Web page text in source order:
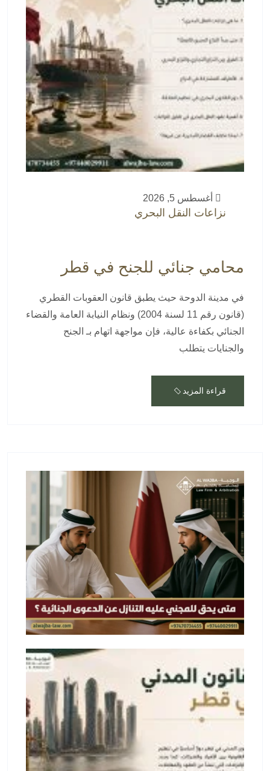
أغسطس 5, 2026
نزاعات النقل البحري
محامي جنائي للجنح في قطر
في مدينة الدوحة حيث يطبق قانون العقوبات القطري
(قانون رقم 11 لسنة 2004) ونظام النيابة العامة والقضاء
الجنائي بكفاءة عالية، فإن مواجهة اتهام بـ الجنح
والجنايات يتطلب
قراءة المزيد